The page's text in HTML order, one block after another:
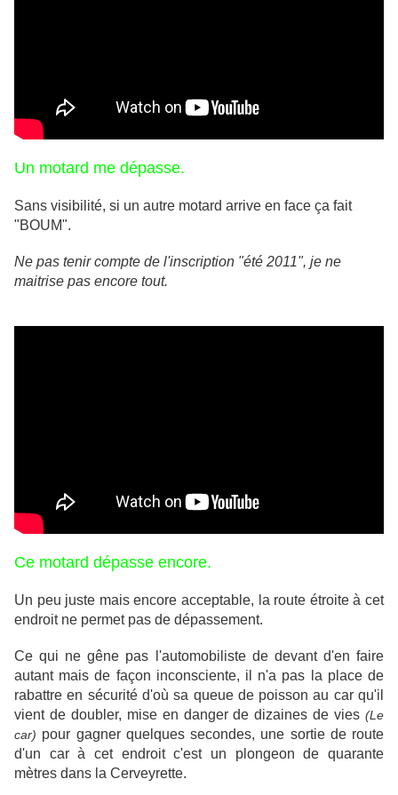
Un motard me dépasse.
Sans visibilité, si un autre motard arrive en face ça fait
"BOUM".
Ne pas tenir compte de l'inscription "été 2011", je ne
maitrise pas encore tout.
Ce motard dépasse encore.
Un peu juste mais encore acceptable, la route étroite à cet
endroit ne permet pas de dépassement.
Ce qui ne gêne pas l'automobiliste de devant d'en faire
autant mais de façon inconsciente, il n'a pas la place de
rabattre en sécurité d'où sa queue de poisson au car qu'il
vient de doubler, mise en danger de dizaines de vies (Le
car) pour gagner quelques secondes, une sortie de route
d'un car à cet endroit c'est un plongeon de quarante
mètres dans la Cerveyrette.